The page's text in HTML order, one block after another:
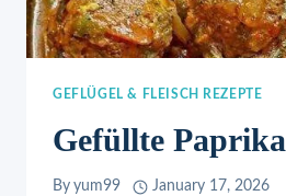
GEFLÜGEL & FLEISCH REZEPTE
Gefüllte Paprika
By yum99 January 17, 2026